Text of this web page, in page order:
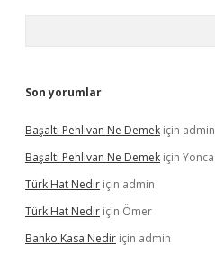
Son yorumlar
Başaltı Pehlivan Ne Demek için admin
Başaltı Pehlivan Ne Demek için Yonca
Türk Hat Nedir için admin
Türk Hat Nedir için Ömer
Banko Kasa Nedir için admin